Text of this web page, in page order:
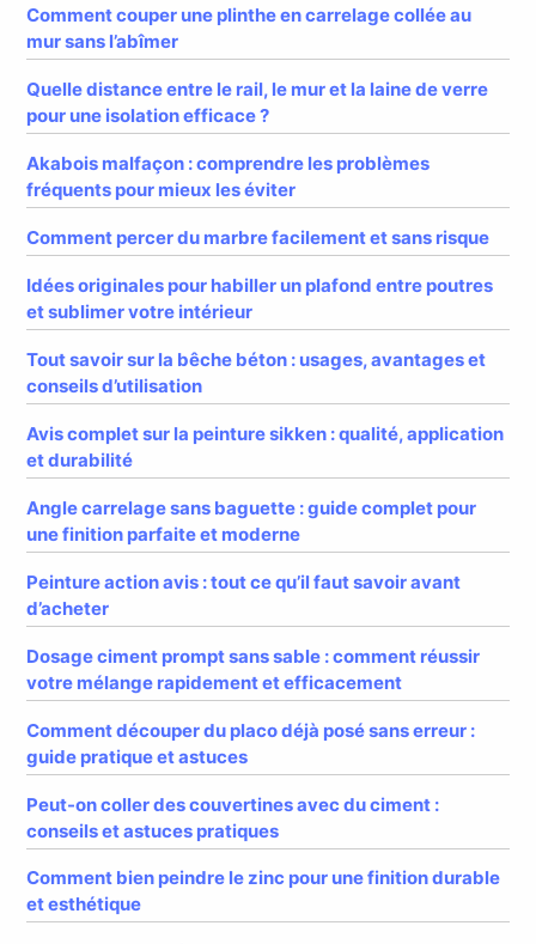
Comment couper une plinthe en carrelage collée au
mur sans l’abîmer
Quelle distance entre le rail, le mur et la laine de verre
pour une isolation efficace ?
Akabois malfaçon : comprendre les problèmes
fréquents pour mieux les éviter
Comment percer du marbre facilement et sans risque
Idées originales pour habiller un plafond entre poutres
et sublimer votre intérieur
Tout savoir sur la bêche béton : usages, avantages et
conseils d’utilisation
Avis complet sur la peinture sikken : qualité, application
et durabilité
Angle carrelage sans baguette : guide complet pour
une finition parfaite et moderne
Peinture action avis : tout ce qu’il faut savoir avant
d’acheter
Dosage ciment prompt sans sable : comment réussir
votre mélange rapidement et efficacement
Comment découper du placo déjà posé sans erreur :
guide pratique et astuces
Peut-on coller des couvertines avec du ciment :
conseils et astuces pratiques
Comment bien peindre le zinc pour une finition durable
et esthétique